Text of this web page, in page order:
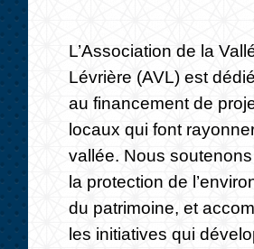
L’Association de la
Lévrière (AVL) est
au financement de
locaux qui font
vallée. Nous soutenons
la protection de
du patrimoine, et
les initiatives qui